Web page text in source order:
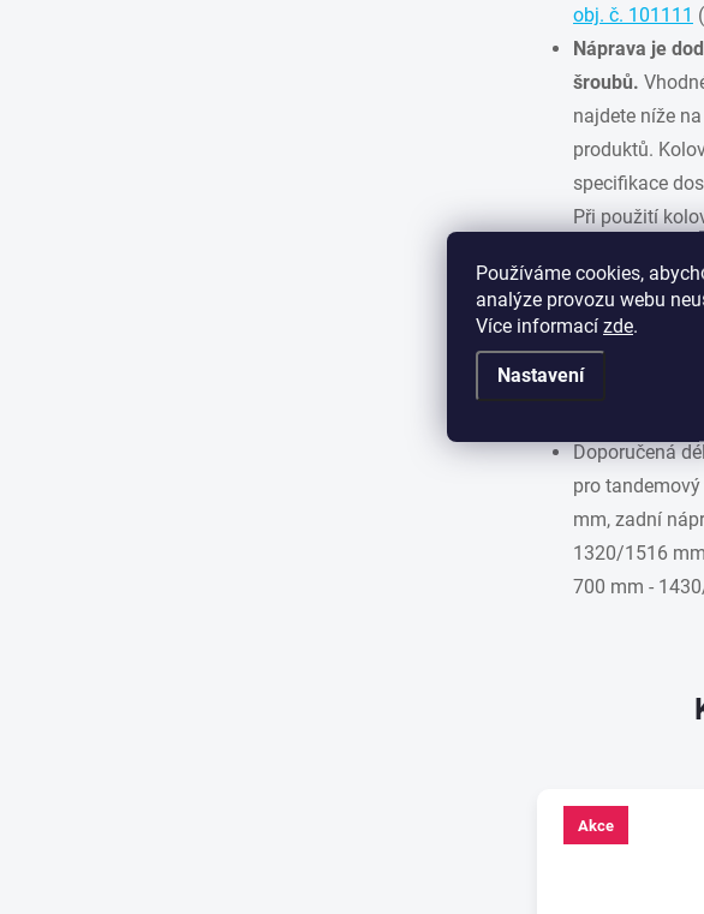
Používáme cookies,
analýze provozu webu
Více informací zde.
Nastavení
obj. č. 101111
Náprava je
šroubů.
najdete níže
produktů.
specifikace
Při použití
během jízdy.
kolové šrouby.
jiným mazacím
Doporučená
Doporučená
pro
mm, zadní
1320/1516
700 mm -
Akce